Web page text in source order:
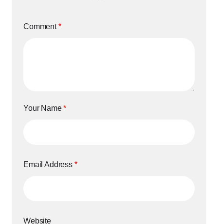
Comment*
Your Name*
Email Address *
Website